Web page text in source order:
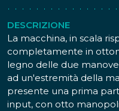
DESCRIZIONE
La macchina, in scala
completamente in
legno delle due
ad un'estremità della
presente una prima
input, con otto